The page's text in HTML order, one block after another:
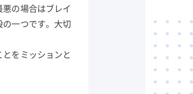
の場合はブレイ
一つです。大切
をミッションと